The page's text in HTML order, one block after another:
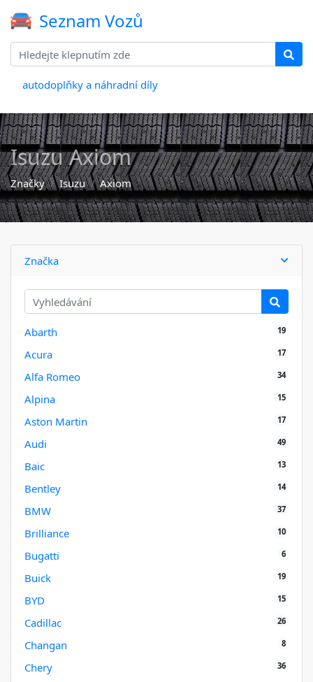
Seznam Vozů
autodoplňky a náhradní díly
Isuzu Axiom
Značky Isuzu Axiom
Značka
Abarth 19
Acura 17
Alfa Romeo 34
Alpina 15
Aston Martin 17
Audi 49
Baic 13
Bentley 14
BMW 37
Brilliance 10
Bugatti 6
Buick 19
BYD 15
Cadillac 26
Changan 8
Chery 36